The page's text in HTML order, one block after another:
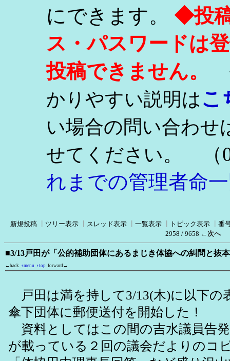
にできます。 ◆投
ス・パスワードは
投稿できません。
かりやすい説明はこ
い場合の問い合わせ
せてください。
（
れまでの管理者命
新規投稿 ツリー表示 スレッド表示 一覧表示 トピック表示
番
2958 / 9658 ←次へ
■3/13戸田が「公的補助団体にあるまじき体協への糾問と抜
←back ↑menu ↑top forward→
戸田は満を持して3/13(木)に以下の
傘下団体に郵便送付を開始した！
資料としてはこの間の吉水議員告
が載っている２回の議会だよりのコ